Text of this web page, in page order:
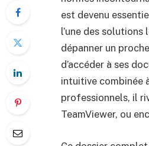
est devenu
l’une des solutions
dépanner un
d’accéder à ses
intuitive combinée
professionnels, il
TeamViewer, ou